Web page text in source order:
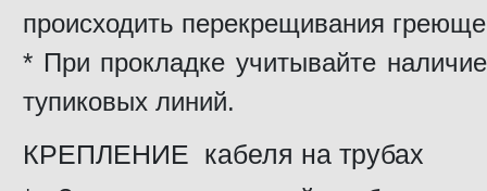
происходить перекрещивания
* При прокладке учитывайте
тупиковых линий.
КРЕПЛЕНИЕ кабеля на трубах